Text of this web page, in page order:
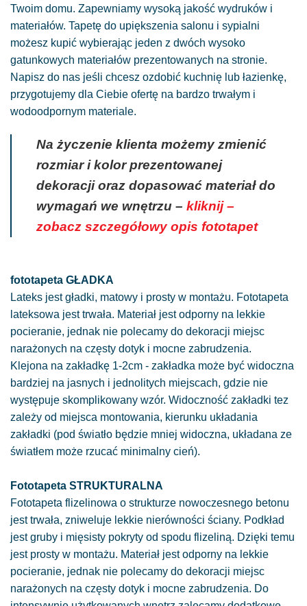
Twoim domu. Zapewniamy wysoką jakość wydruków i
materiałów. Tapetę do upiększenia salonu i sypialni
możesz kupić wybierając jeden z dwóch wysoko
gatunkowych materiałów prezentowanych na stronie.
Napisz do nas jeśli chcesz ozdobić kuchnię lub łazienkę,
przygotujemy dla Ciebie ofertę na bardzo trwałym i
wodoodpornym materiale.
Na życzenie klienta możemy zmienić
rozmiar i kolor prezentowanej
dekoracji oraz dopasować materiał do
wymagań we wnętrzu – kliknij –
zobacz szczegółowy opis fototapet
fototapeta GŁADKA
Lateks jest gładki, matowy i prosty w montażu. Fototapeta
lateksowa jest trwała. Materiał jest odporny na lekkie
pocieranie, jednak nie polecamy do dekoracji miejsc
narażonych na częsty dotyk i mocne zabrudzenia.
Klejona na zakładkę 1-2cm - zakładka może być widoczna
bardziej na jasnych i jednolitych miejscach, gdzie nie
występuje skomplikowany wzór. Widoczność zakładki tez
zależy od miejsca montowania, kierunku układania
zakładki (pod światło będzie mniej widoczna, układana ze
światłem może rzucać minimalny cień).
Fototapeta STRUKTURALNA
Fototapeta flizelinowa o strukturze nowoczesnego betonu
jest trwała, zniweluje lekkie nierówności ściany. Podkład
jest gruby i mięsisty pokryty od spodu flizeliną. Dzięki temu
jest prosty w montażu. Materiał jest odporny na lekkie
pocieranie, jednak nie polecamy do dekoracji miejsc
narażonych na częsty dotyk i mocne zabrudzenia. Do